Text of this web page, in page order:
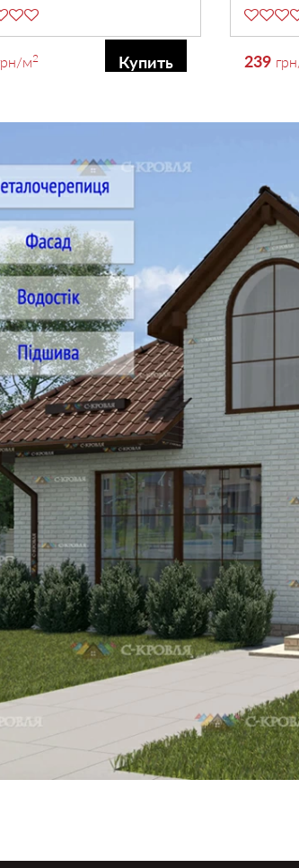
/м2 Купить 239 грн